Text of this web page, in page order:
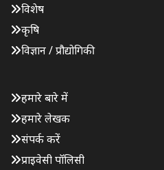
विशेष
कृषि
विज्ञान / प्रौद्योगिकी
हमारे बारे में
हमारे लेखक
संपर्क करें
प्राइवेसी पॉलिसी